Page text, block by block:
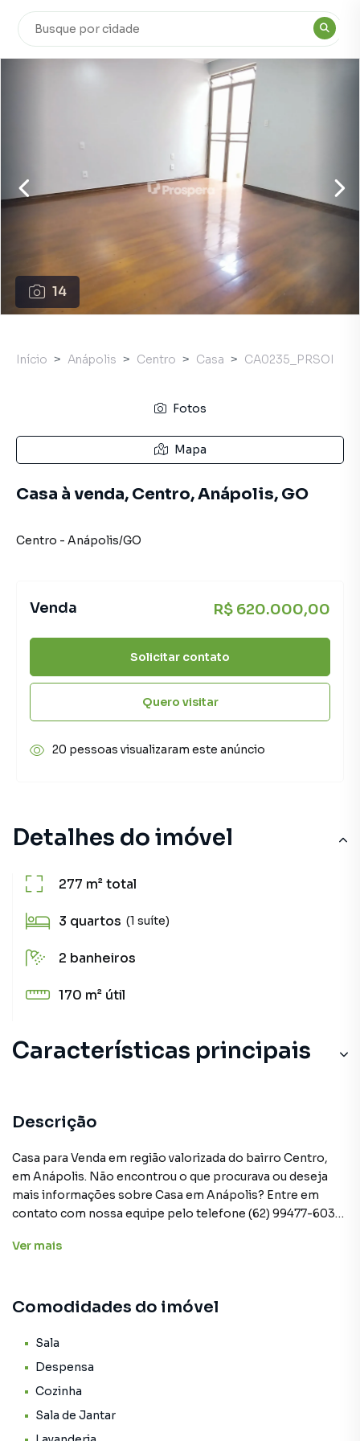
14
Detalhes do imóvel
277 m²total
3 quartos (1 suíte)
2 banheiros
170 m² útil
Características principais
Descrição
Casa para Venda em região valorizada do bairro Centro,
em Anápolis. Não encontrou o que procurava ou deseja
mais informações sobre Casa em Anápolis? Entre em
contato com nossa equipe pelo telefone (62) 99477-6033.
A Prospera Soluções Imobiliárias tem mais opções de
empreendimentos em construção ou lançamentos na
você encontra milhares de ofertas para encontrar o imóvel
que mais combina com seu estilo de vida.
Negocie seu imóvel de forma totalmente online, com
segurança e tranquilidade. Na Prospera Soluções
Imobiliárias você consegue comprar ou alugar um imóvel
Ver mais
Comodidades do imóvel
Sala
Despensa
Cozinha
Sala de Jantar
Início Anápolis Centro Casa CA0235_PRSOI
Fotos
Mapa
Casa à venda, Centro, Anápolis, GO
Centro - Anápolis/GO
Venda R$ 620.000,00
Solicitar contato
Quero visitar
20 pessoas visualizaram este anúncio